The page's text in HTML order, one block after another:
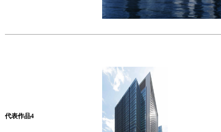
代表作品4